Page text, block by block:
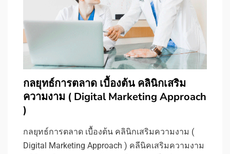
กลยุทธ์การตลาด เบื้องต้น คลินิกเสริม
ความงาม ( Digital Marketing Approach
)
กลยุทธ์การตลาด เบื้องต้น คลินิกเสริมความงาม (
Digital Marketing Approach ) คลีนิคเสริมความงาม